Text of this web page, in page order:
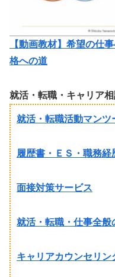
【動画教材】希望の仕
格への道
就活・転職・キャリア
就活・転職活動マンツ
履歴書・ＥＳ・職務経
面接対策サービス
就活・転職・仕事全般
キャリアカウンセリン